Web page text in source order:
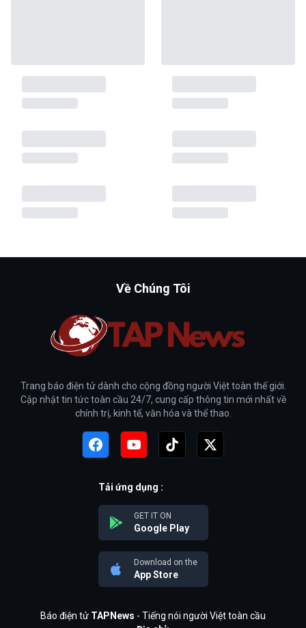
Về Chúng Tôi
Trang báo điện tử dành cho cộng đồng người Việt toàn thế giới.
Cập nhật tin tức toàn cầu 24/7, cung cấp thông tin mới nhất về
chính trị, kinh tế, văn hóa và thể thao.
Tải ứng dụng :
GET IT ON
Google Play
Download on the
App Store
Báo điện tử TAPNews - Tiếng nói người Việt toàn cầu